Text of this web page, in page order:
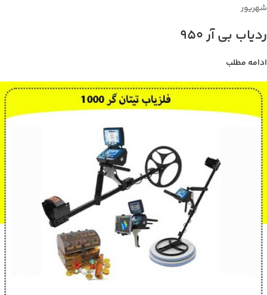
شهریور
ردیاب بی آر 950
ادامه مطلب